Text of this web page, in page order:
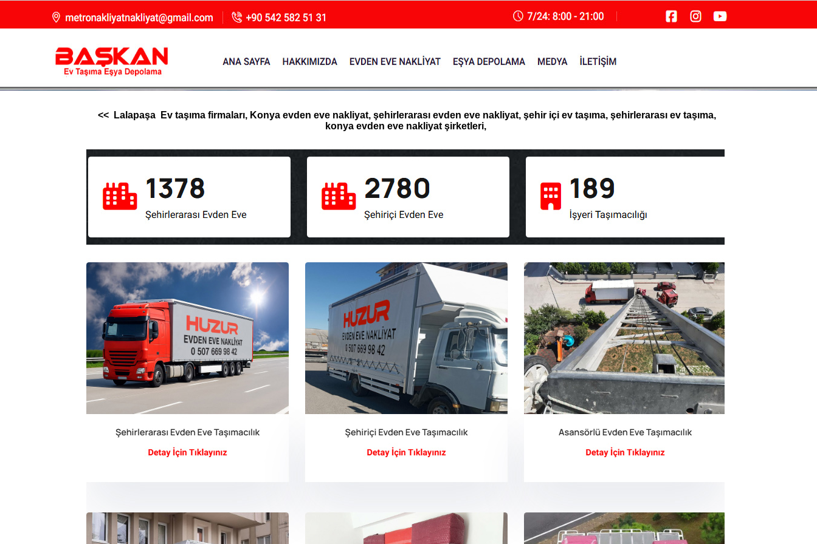
<< Lalapaşa Ev taşıma firmaları, Konya evden eve nakliyat, şehirlerarası evden eve nakliyat, şehir içi ev taşıma, şehirlerarası ev taşıma,
konya evden eve nakliyat şirketleri,